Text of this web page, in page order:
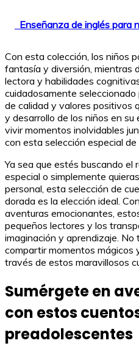
Enseñanza de inglés para
Con esta colección, los niños
fantasía y diversión, mientras
lectora y habilidades
cuidadosamente
de calidad y valores positivos
y desarrollo de los niños en
vivir momentos inolvidables
con esta selección especial de
Ya sea que estés buscando el
especial o simplemente
personal, esta selección de
dorada es la elección ideal.
aventuras emocionantes,
pequeños lectores y los
imaginación y aprendizaje.
compartir momentos mágicos
través de estos maravillosos
Sumérgete en
con estos
preadolescentes